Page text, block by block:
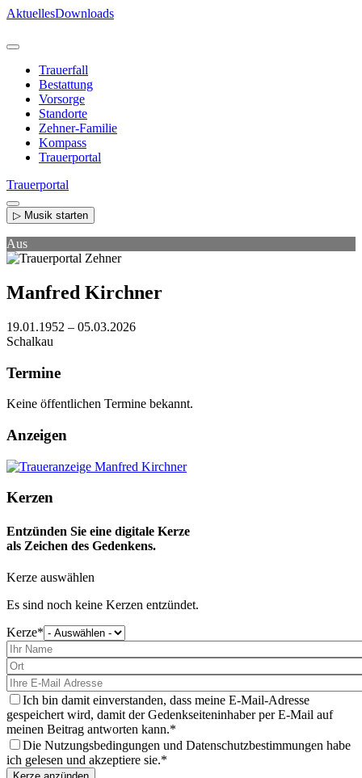
Direkt
Inhalt
AktuellesDownloads
Trauerfall
Bestattung
Vorsorge
Standorte
Zehner-Familie
Kompass
Trauerportal
Trauerportal
▷ Musik starten
Aus
Manfred Kirchner
19.01.1952 – 05.03.2026
Schalkau
Termine
Keine öffentlichen Termine bekannt.
Anzeigen
Kerzen
Entzünden Sie eine digitale Kerze
als Zeichen des Gedenkens.
Kerze auswählen
Es sind noch keine Kerzen entzündet.
Kerze
wählen
Sie
aus
Ich bin damit einverstanden, dass meine E-Mail-Adresse
gespeichert wird, damit der Gedenkseiteninhaber per E-Mail auf
meinen Beitrag antworten kann.
Die Nutzungsbedingungen und Datenschutzbestimmungen habe
ich gelesen und akzeptiere sie.